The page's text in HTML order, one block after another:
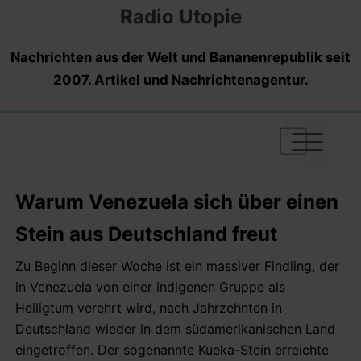
Radio Utopie
Nachrichten aus der Welt und Bananenrepublik seit
2007. Artikel und Nachrichtenagentur.
|
|
|
Warum Venezuela sich über einen
Stein aus Deutschland freut
Zu Beginn dieser Woche ist ein massiver Findling, der
in Venezuela von einer indigenen Gruppe als
Heiligtum verehrt wird, nach Jahrzehnten in
Deutschland wieder in dem südamerikanischen Land
eingetroffen. Der sogenannte Kueka-Stein erreichte